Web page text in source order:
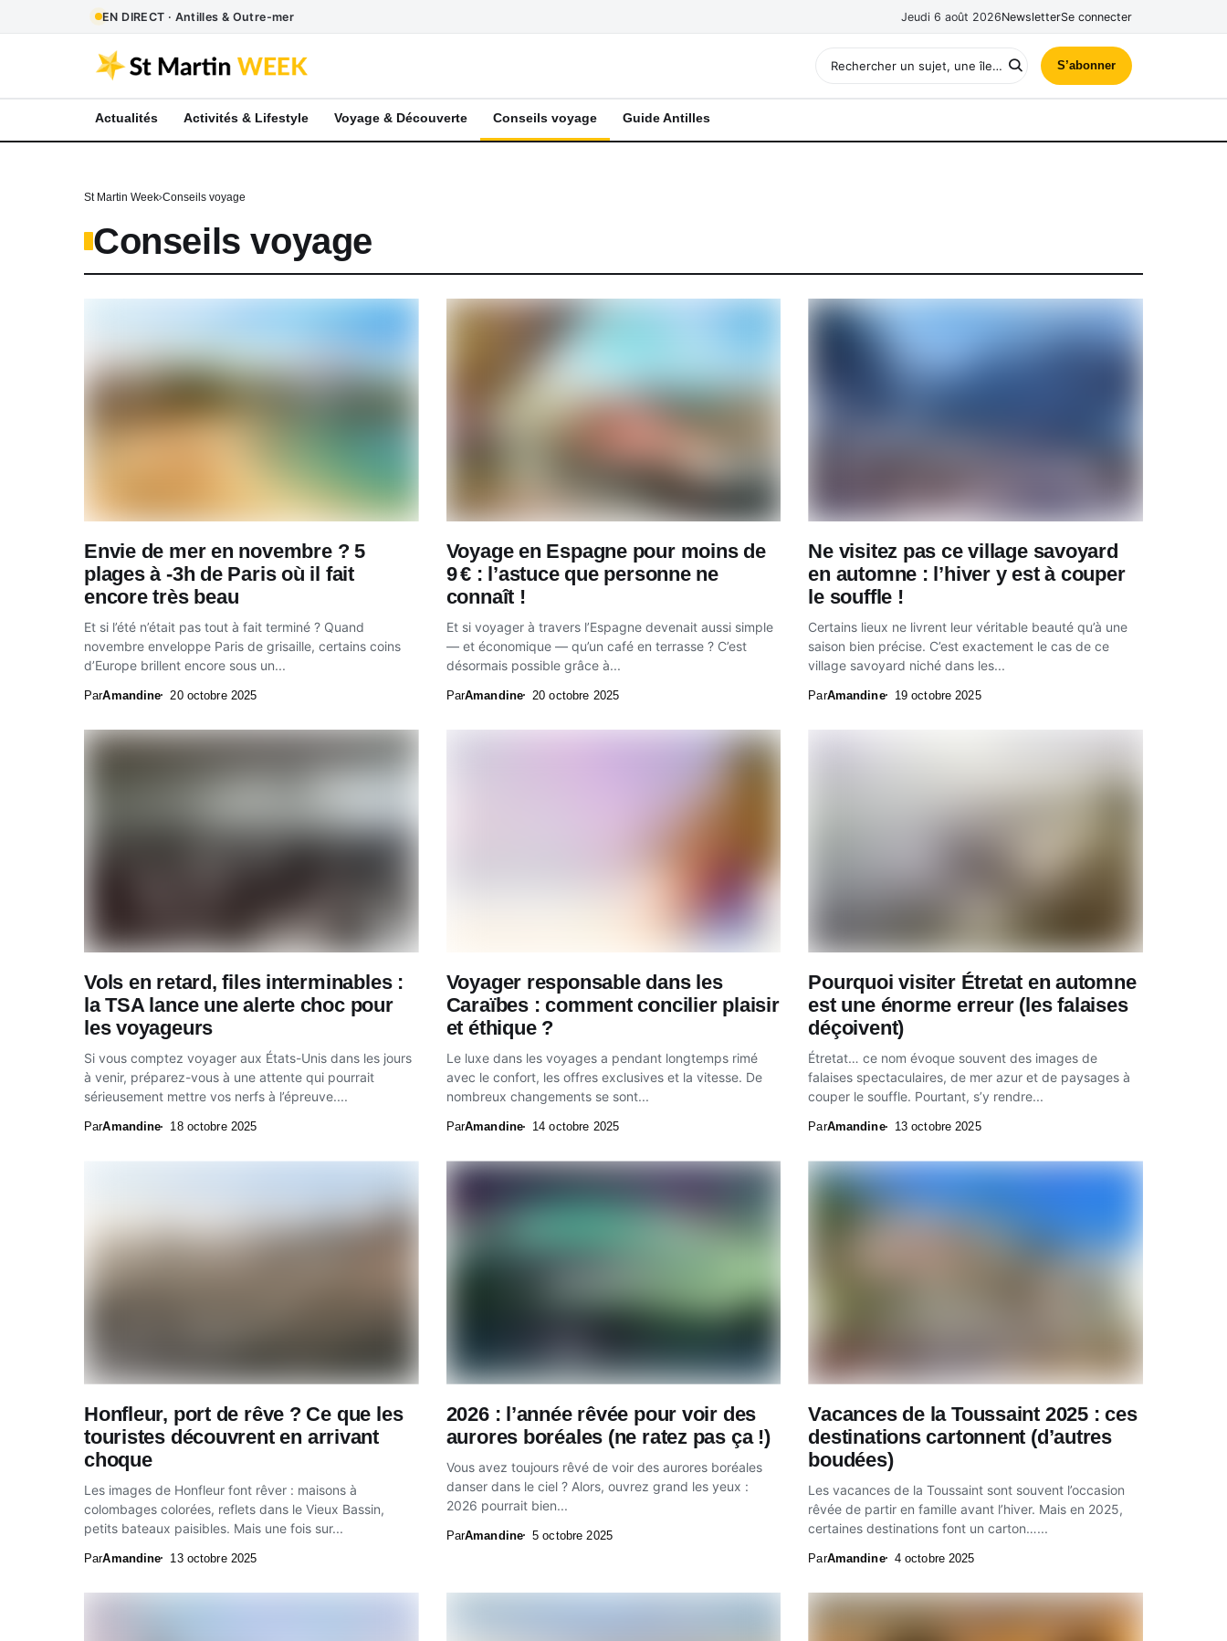
EN DIRECT · Antilles & Outre-mer Jeudi 6 août 2026NewsletterSe connecter
S’abonner
Actualités Activités & Lifestyle Voyage & Découverte Conseils voyage Guide Antilles
St Martin Week Conseils voyage
Conseils voyage
Envie de mer en novembre ? 5
plages à -3h de Paris où il fait
encore très beau
Et si l’été n’était pas tout à fait terminé ? Quand
novembre enveloppe Paris de grisaille, certains coins
d’Europe brillent encore sous un...
ParAmandine 20 octobre 2025
Voyage en Espagne pour moins de
9 € : l’astuce que personne ne
connaît !
Et si voyager à travers l’Espagne devenait aussi simple
— et économique — qu’un café en terrasse ? C’est
désormais possible grâce à...
ParAmandine 20 octobre 2025
Ne visitez pas ce village savoyard
en automne : l’hiver y est à couper
le souffle !
Certains lieux ne livrent leur véritable beauté qu’à une
saison bien précise. C’est exactement le cas de ce
village savoyard niché dans les...
ParAmandine 19 octobre 2025
Vols en retard, files interminables :
la TSA lance une alerte choc pour
les voyageurs
Si vous comptez voyager aux États-Unis dans les jours
à venir, préparez-vous à une attente qui pourrait
sérieusement mettre vos nerfs à l’épreuve....
ParAmandine 18 octobre 2025
Voyager responsable dans les
Caraïbes : comment concilier plaisir
et éthique ?
Le luxe dans les voyages a pendant longtemps rimé
avec le confort, les offres exclusives et la vitesse. De
nombreux changements se sont...
ParAmandine 14 octobre 2025
Pourquoi visiter Étretat en automne
est une énorme erreur (les falaises
déçoivent)
Étretat… ce nom évoque souvent des images de
falaises spectaculaires, de mer azur et de paysages à
couper le souffle. Pourtant, s’y rendre...
ParAmandine 13 octobre 2025
Honfleur, port de rêve ? Ce que les
touristes découvrent en arrivant
choque
Les images de Honfleur font rêver : maisons à
colombages colorées, reflets dans le Vieux Bassin,
petits bateaux paisibles. Mais une fois sur...
ParAmandine 13 octobre 2025
2026 : l’année rêvée pour voir des
aurores boréales (ne ratez pas ça !)
Vous avez toujours rêvé de voir des aurores boréales
danser dans le ciel ? Alors, ouvrez grand les yeux :
2026 pourrait bien...
ParAmandine 5 octobre 2025
Vacances de la Toussaint 2025 : ces
destinations cartonnent (d’autres
boudées)
Les vacances de la Toussaint sont souvent l’occasion
rêvée de partir en famille avant l’hiver. Mais en 2025,
certaines destinations font un carton…...
ParAmandine 4 octobre 2025